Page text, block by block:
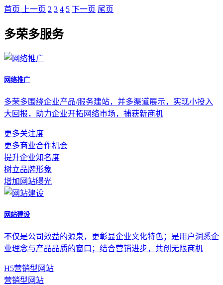
首页 上一页 2 3 4 5 下一页 尾页
多荣多服务
网络推广
多荣多围绕企业产品/服务建站，并多渠道展示，实现小投入
大回报，助力企业开拓网络市场，捕获新商机
更多关注度
更多商业合作机会
提升企业知名度
树立品牌形象
增加网站曝光
网站建设
不仅是公司效益的源泉，更彰显企业文化特色；是用户洞悉企
业理念与产品品质的窗口；结合营销进步，共创无限商机
H5营销型网站
营销型网站